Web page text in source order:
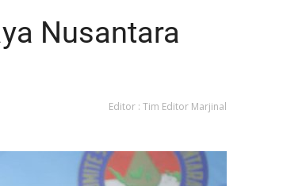
Nusantara
Editor : Tim Editor Marjinal